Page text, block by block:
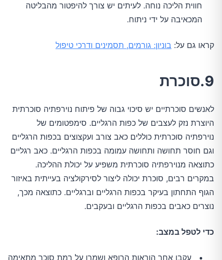
חווית הליכה נוחה. לעיתים יש צורך להיפטור מהבליטה
המכאיבה על ידי ניתוח.
קראו גם על: בוניון: גורמים, תסמינים ודרכי טיפול
9.סוכרת
לאנשים סוכרתיים יש סיכוי גבוה של פיתוח נוירפתיה סוכרתית
היוצרת נזק לעצבים של כפות הרגליים. סימפטומים של
נוירפתיה סוכרתית כוללים כאב צורב ועקצוצים בכפות הרגליים
וגם חוסר תחושה ותחושה עמומה בכפות הרגליים. כאב רגליים
כתוצאה מנוירפתיה סוכרתית משפיע על יכולת ההליכה.
במקרים רבים, סוכרת יכולה ליצור לסירקולציה בעייתית באיזור
הגוף התחתון בעיקר בכפות הרגליים וברגליים. כתוצאה מכך,
נוצרים כאבים בכפות הרגליים ובעקבים.
כדי לטפל במצב:
עקבו אחר הוראות הרופא ושמרו על רמת סוכר מתאימה